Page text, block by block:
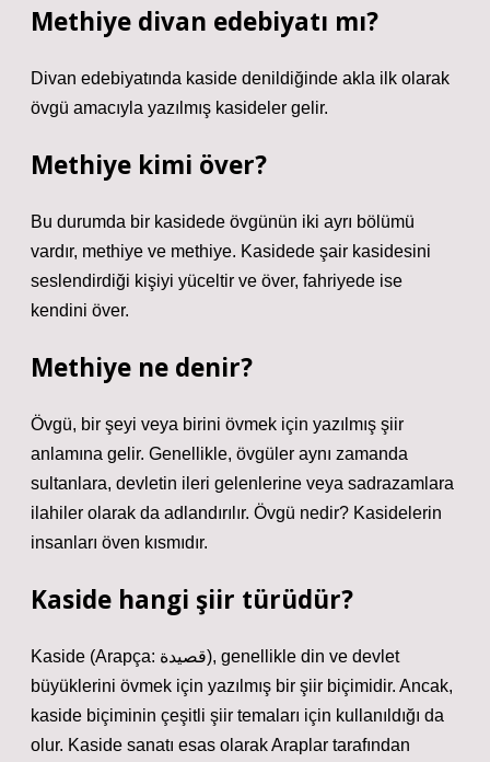
Methiye divan edebiyatı mı?
Divan edebiyatında kaside denildiğinde akla ilk olarak
övgü amacıyla yazılmış kasideler gelir.
Methiye kimi över?
Bu durumda bir kasidede övgünün iki ayrı bölümü
vardır, methiye ve methiye. Kasidede şair kasidesini
seslendirdiği kişiyi yüceltir ve över, fahriyede ise
kendini över.
Methiye ne denir?
Övgü, bir şeyi veya birini övmek için yazılmış şiir
anlamına gelir. Genellikle, övgüler aynı zamanda
sultanlara, devletin ileri gelenlerine veya sadrazamlara
ilahiler olarak da adlandırılır. Övgü nedir? Kasidelerin
insanları öven kısmıdır.
Kaside hangi şiir türüdür?
Kaside (Arapça: قصيدة), genellikle din ve devlet
büyüklerini övmek için yazılmış bir şiir biçimidir. Ancak,
kaside biçiminin çeşitli şiir temaları için kullanıldığı da
olur. Kaside sanatı esas olarak Araplar tarafından